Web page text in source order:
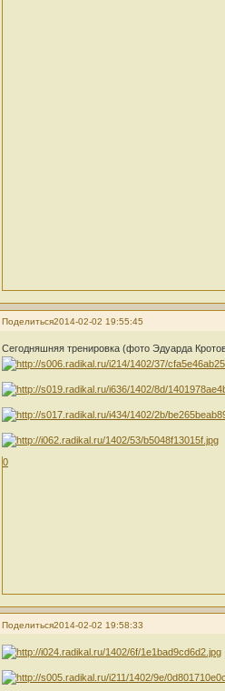
Поделиться2014-02-02 19:55:45
Сегодняшняя тренировка (фото Эдуарда
0
Поделиться2014-02-02 19:58:33